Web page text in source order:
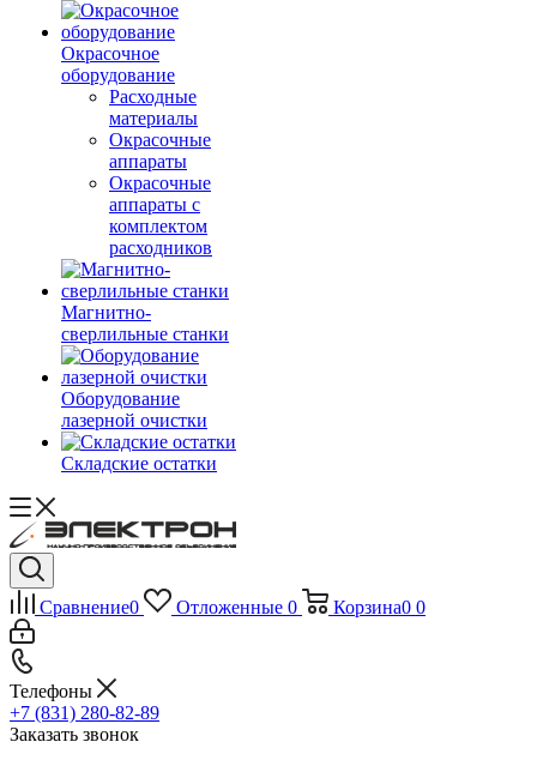
Окрасочное
оборудование
Расходные
материалы
Окрасочные
аппараты
Окрасочные
аппараты с
комплектом
расходников
Магнитно-
сверлильные станки
Оборудование
лазерной очистки
Складские остатки
Сравнение0 Отложенные 0 Корзина0 0
Телефоны
+7 (831) 280-82-89
Заказать звонок